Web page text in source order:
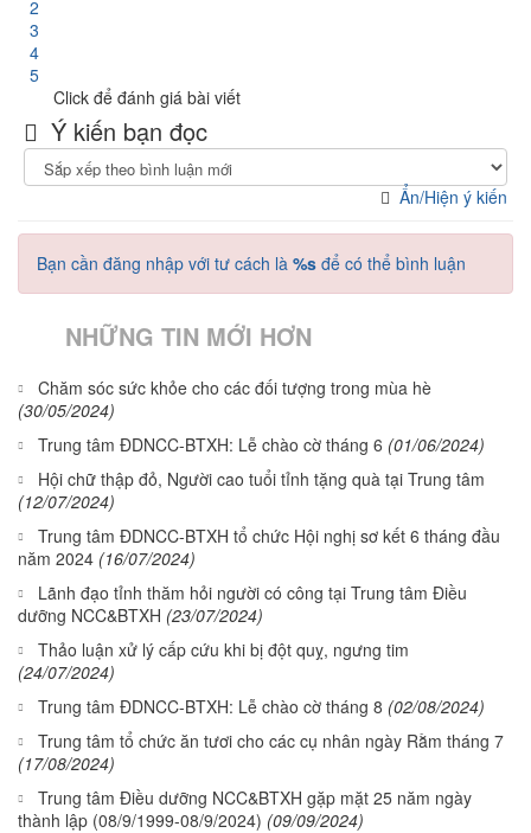
2
3
4
5
Click để đánh giá bài viết
Ý kiến bạn đọc
Ẩn/Hiện ý kiến
Bạn cần đăng nhập với tư cách là %s để có thể bình luận
NHỮNG TIN MỚI HƠN
Chăm sóc sức khỏe cho các đối tượng trong mùa hè
(30/05/2024)
Trung tâm ĐDNCC-BTXH: Lễ chào cờ tháng 6 (01/06/2024)
Hội chữ thập đỏ, Người cao tuổi tỉnh tặng quà tại Trung tâm
(12/07/2024)
Trung tâm ĐDNCC-BTXH tổ chức Hội nghị sơ kết 6 tháng đầu
năm 2024 (16/07/2024)
Lãnh đạo tỉnh thăm hỏi người có công tại Trung tâm Điều
dưỡng NCC&BTXH (23/07/2024)
Thảo luận xử lý cấp cứu khi bị đột quỵ, ngưng tim
(24/07/2024)
Trung tâm ĐDNCC-BTXH: Lễ chào cờ tháng 8 (02/08/2024)
Trung tâm tổ chức ăn tươi cho các cụ nhân ngày Rằm tháng 7
(17/08/2024)
Trung tâm Điều dưỡng NCC&BTXH gặp mặt 25 năm ngày
thành lập (08/9/1999-08/9/2024) (09/09/2024)